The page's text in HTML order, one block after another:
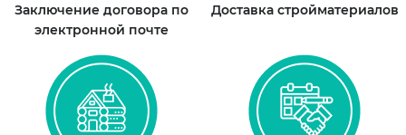
Заключение договора по
электронной почте
Доставка стройматериалов